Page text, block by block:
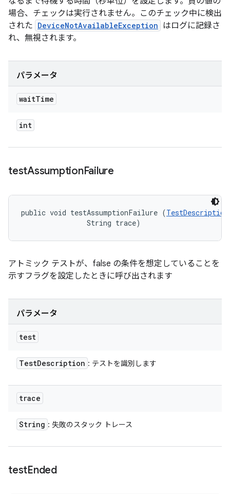
場合、チェックは実行されません。このチェック中に検出
された DeviceNotAvailableException はログに記録さ
れ、無視されます。
パラメータ
waitTime
int
testAssumptionFailure
public void testAssumptionFailure (TestDescription
                String trace)
アトミック テストが、false の条件を想定していることを
示すフラグを設定したときに呼び出されます
パラメータ
test
TestDescription : テストを識別します
trace
String : 失敗のスタック トレース
testEnded